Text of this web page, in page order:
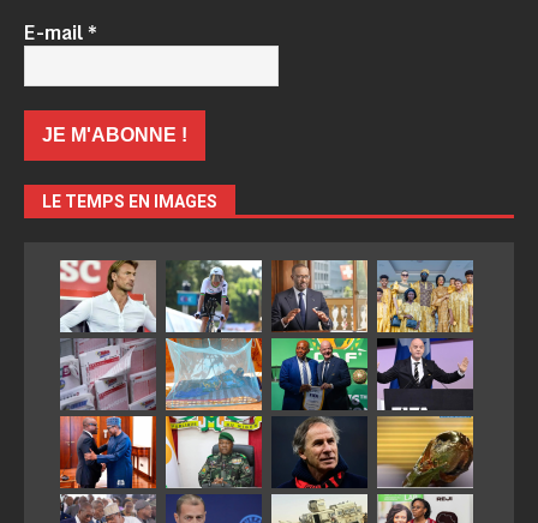
E-mail*
LE TEMPS EN IMAGES